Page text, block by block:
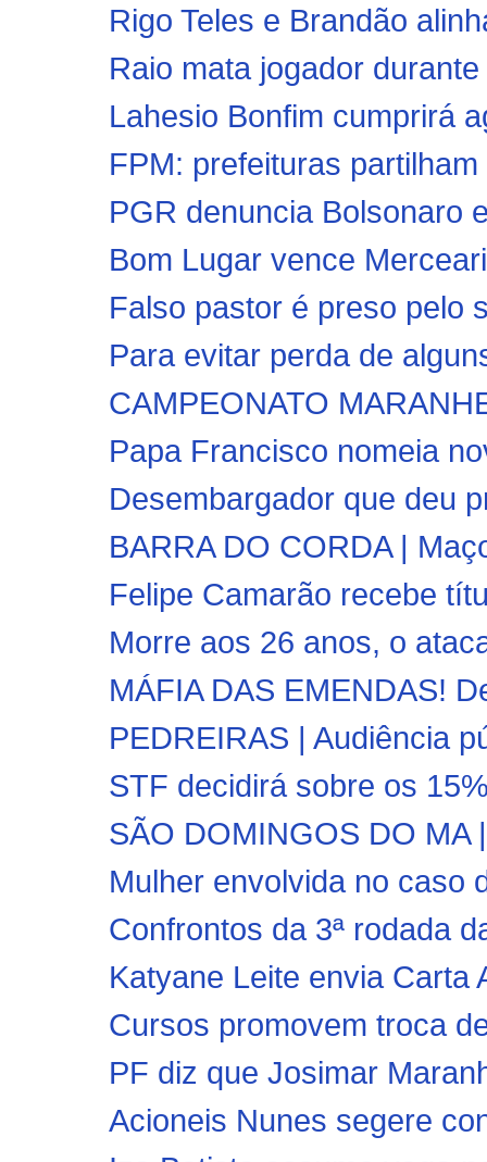
Rigo Teles e Brandão
Raio mata jogador
Lahesio Bonfim cumprirá
FPM: prefeituras
PGR denuncia Bolsonaro
Bom Lugar vence
Falso pastor é preso pelo
Para evitar perda de
CAMPEONATO
Papa Francisco nomeia
Desembargador que deu
BARRA DO CORDA |
Felipe Camarão recebe
Morre aos 26 anos, o
MÁFIA DAS EMENDAS!
PEDREIRAS | Audiência
STF decidirá sobre os
SÃO DOMINGOS DO MA
Mulher envolvida no caso
Confrontos da 3ª rodada
Katyane Leite envia Carta
Cursos promovem troca
PF diz que Josimar
Acioneis Nunes segere